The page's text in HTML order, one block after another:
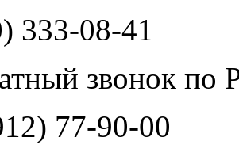
333-08-41
звонок по
77-90-00